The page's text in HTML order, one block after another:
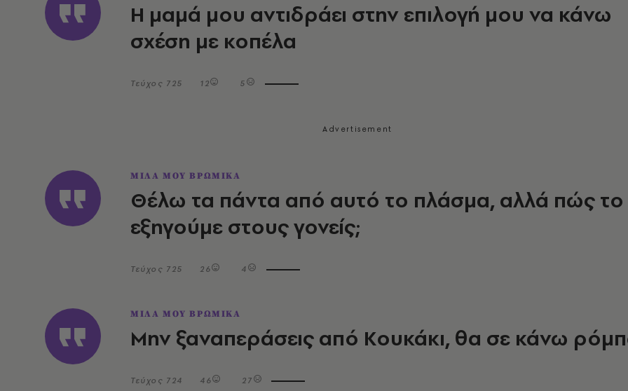
Η μαμά μου αντιδράει στην επιλογή μου να κάνω
σχέση με κοπέλα
Τεύχος 725 12 5
ΜΙΛΑ ΜΟΥ ΒΡΩΜΙΚΑ
Θέλω τα πάντα από αυτό το πλάσμα, αλλά πώς το
εξηγούμε στους γονείς;
Τεύχος 725 26 4
ΜΙΛΑ ΜΟΥ ΒΡΩΜΙΚΑ
Μην ξαναπεράσεις από Κουκάκι, θα σε κάνω
Τεύχος 724 46 27